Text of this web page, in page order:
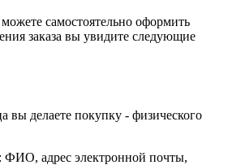
самостоятельно оформить
заказа вы увидите следующие
вы делаете покупку - физического
ФИО, адрес электронной почты,